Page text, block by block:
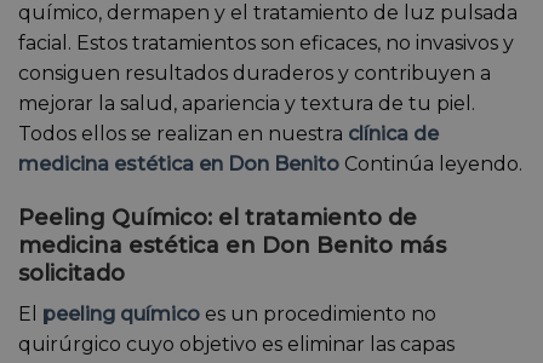
químico, dermapen y el tratamiento de luz pulsada
facial. Estos tratamientos son eficaces, no invasivos y
consiguen resultados duraderos y contribuyen a
mejorar la salud, apariencia y textura de tu piel.
Todos ellos se realizan en nuestra clínica de
medicina estética en Don Benito Continúa leyendo.
Peeling Químico: el tratamiento de
medicina estética en Don Benito más
solicitado
El peeling químico es un procedimiento no
quirúrgico cuyo objetivo es eliminar las capas